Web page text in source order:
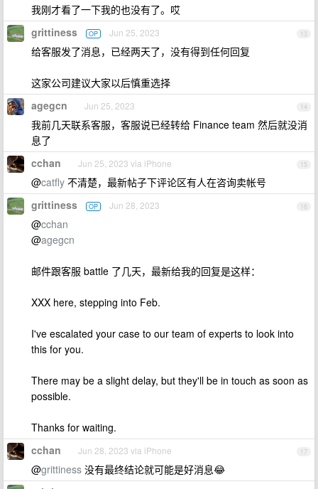
我刚才看了一下我的也没有了。哎
13
grittiness OP Jun 25, 2023
给客服发了消息，已经两天了，没有得到任何回复
这家公司建议大家以后慎重选择
14
agegcn Jun 25, 2023
我前几天联系客服，客服说已经转给 Finance team 然后就没消
息了
15
cchan Jun 25, 2023 via iPhone
@catfly 不清楚，最新帖子下评论区有人在咨询卖帐号
16
grittiness OP Jun 28, 2023
@cchan
@agegcn
邮件跟客服 battle 了几天，最新给我的回复是这样：
XXX here, stepping into Feb.
I've escalated your case to our team of experts to look into
this for you.
There may be a slight delay, but they'll be in touch as soon as
possible.
Thanks for waiting.
17
cchan Jun 28, 2023 via iPhone
@grittiness 没有最终结论就可能是好消息😂